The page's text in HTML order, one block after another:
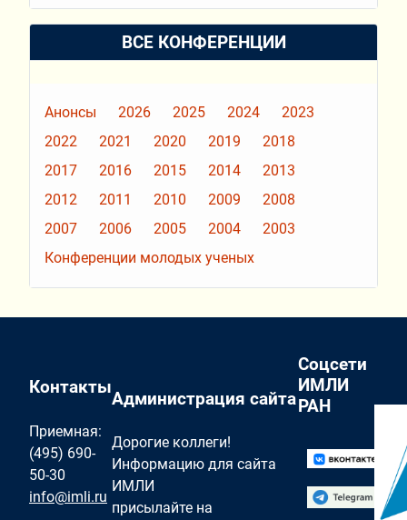
ВСЕ КОНФЕРЕНЦИИ
Анонсы 2026 2025 2024
2023
2022
2021 2020 2019
2018
2017
2016 2015 2014
2013
2012
2011 2010 2009
2008
2007
2006 2005 2004
2003
Конференции молодых ученых
Контакты
Приемная:
(495) 690-
50-30
info@imli.ru
Администрация сайта
Дорогие коллеги!
Информацию для сайта
ИМЛИ
присылайте на
Соцсети
ИМЛИ
РАН